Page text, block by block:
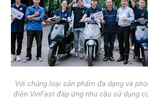
Với chủng loại sản phẩm đa dạng và
điện VinFast đáp ứng nhu cầu sử dụng